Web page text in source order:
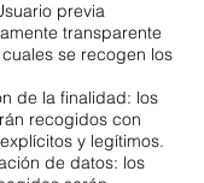
previa
transparente
se recogen los
de la finalidad: los
recogidos con
y legítimos.
de datos: los